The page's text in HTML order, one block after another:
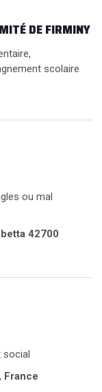
DE FIRMINY
scolaire
ou mal
42700
social
France